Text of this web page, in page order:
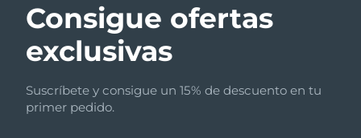
Consigue ofertas
exclusivas
Suscríbete y consigue un 15% de descuento en tu
primer pedido.